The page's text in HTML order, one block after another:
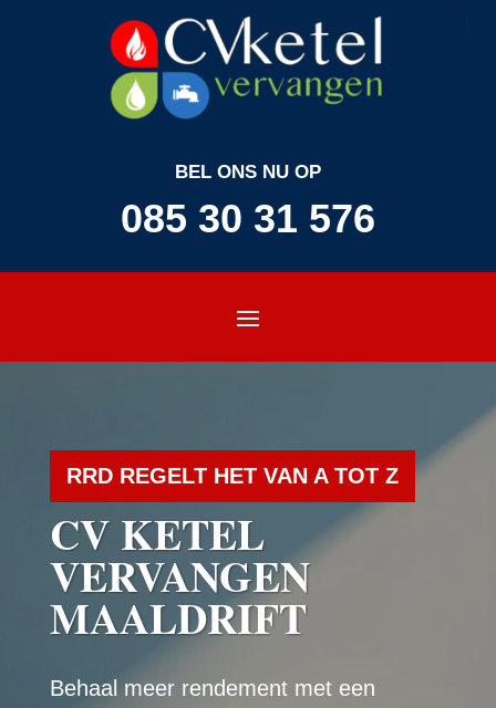
BEL ONS NU OP
085 30 31 576
RRD REGELT HET VAN A TOT Z
CV KETEL
VERVANGEN
MAALDRIFT
Behaal meer rendement met een